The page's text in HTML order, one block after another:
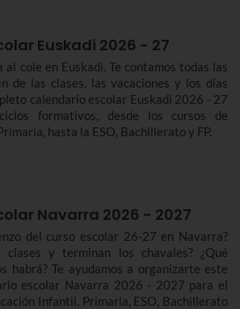
Euskadi 2026 - 27
cole en Euskadi. Te contamos todas las
de las clases, las vacaciones y los días
calendario escolar Euskadi 2026 - 27
formativos, desde los cursos de
hasta la ESO, Bachillerato y FP.
Navarra 2026 - 2027
del curso escolar 26-27 en Navarra?
clases y terminan los chavales? ¿Qué
habrá? Te ayudamos a organizarte este
escolar Navarra 2026 - 2027 para el
Infantil, Primaria, ESO, Bachillerato